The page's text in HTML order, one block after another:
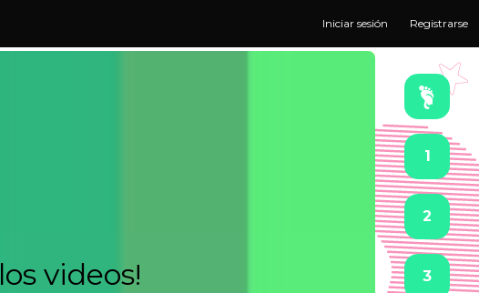
Iniciar sesión Registrarse
los videos!
1
2
3